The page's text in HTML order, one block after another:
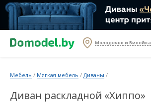
Молодечно и Вилейка
Мебель / Мягкая мебель / Диваны /
Диван раскладной «Хиппо»